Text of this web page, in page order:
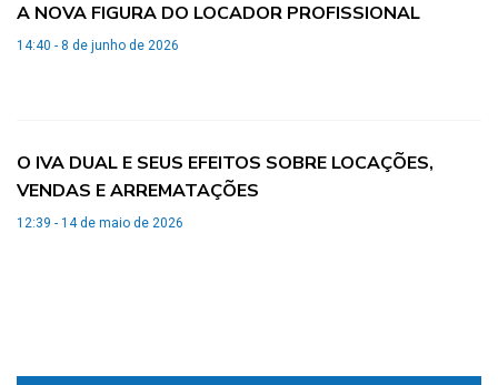
A NOVA FIGURA DO LOCADOR PROFISSIONAL
14:40 - 8 de junho de 2026
O IVA DUAL E SEUS EFEITOS SOBRE LOCAÇÕES,
VENDAS E ARREMATAÇÕES
12:39 - 14 de maio de 2026